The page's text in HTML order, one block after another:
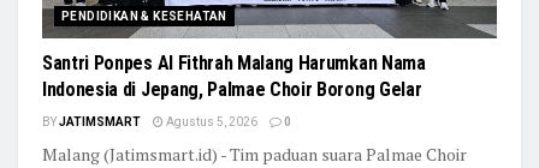
PENDIDIKAN & KESEHATAN
Santri Ponpes Al Fithrah Malang Harumkan Nama
Indonesia di Jepang, Palmae Choir Borong Gelar
BYJATIMSMART Agustus 5, 2026 0
Malang (Jatimsmart.id) - Tim paduan suara Palmae Choir